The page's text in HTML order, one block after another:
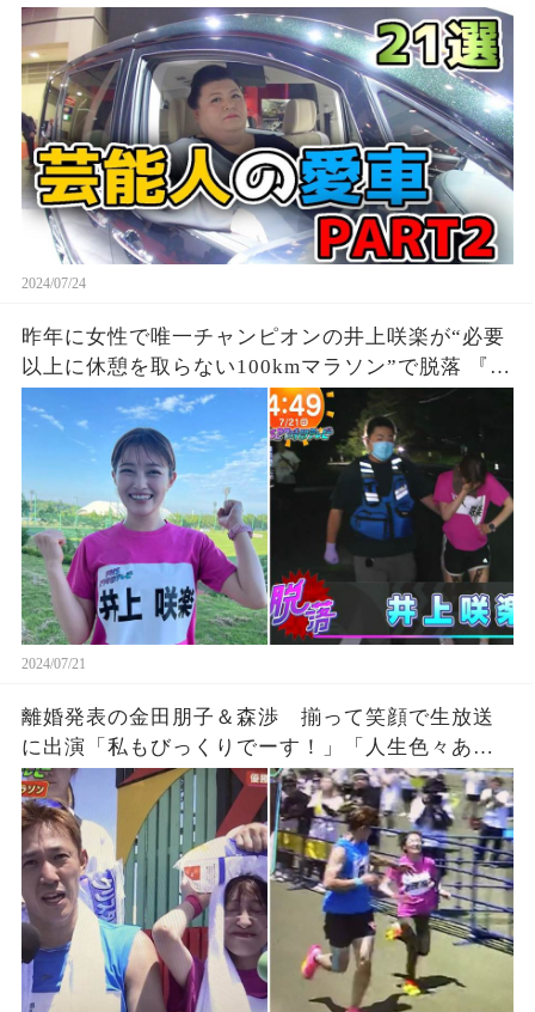
2024/07/24
昨年に女性で唯一チャンピオンの井上咲楽が“必要
以上に休憩を取らない100kmマラソン”で脱落 『27
時間テレビ』鬼企画「100kmサバイバルマラソ
ン」に猛激怒、、、死んだら責任取れるの？
2024/07/21
離婚発表の金田朋子＆森渉 揃って笑顔で生放送
に出演「私もびっくりでーす！」「人生色々ある
よな。」